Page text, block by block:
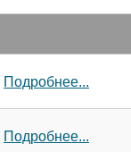
Подробнее...
Подробнее...